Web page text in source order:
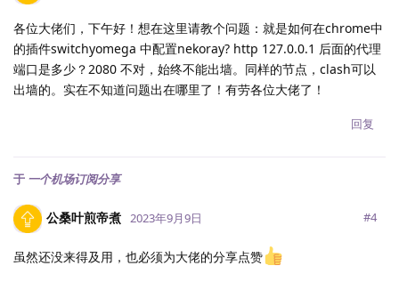
各位大佬们，下午好！想在这里请教个问题：就是如何在chrome中
的插件switchyomega 中配置nekoray? http 127.0.0.1 后面的代理
端口是多少？2080 不对，始终不能出墙。同样的节点，clash可以
出墙的。实在不知道问题出在哪里了！有劳各位大佬了！
回复
于 一个机场订阅分享
公桑叶煎帝煮 2023年9月9日 #4
虽然还没来得及用，也必须为大佬的分享点赞